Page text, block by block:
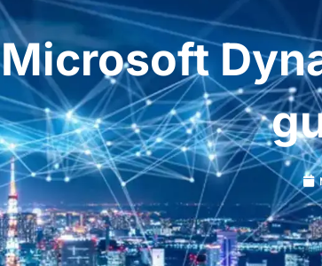
Microsoft